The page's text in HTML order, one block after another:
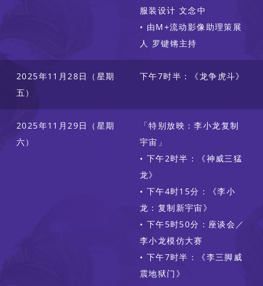
服装设计 文念中
• 由M+流动影像助理策展
人 罗键锵主持
2025年11月28日（星期
五）
下午7时半：《龙争虎斗》
2025年11月29日（星期
六）
「特别放映：李小龙复制
宇宙」
• 下午2时半：《神威三猛
龙》
• 下午4时15分：《李小
龙：复制新宇宙》
• 下午5时50分：座谈会／
李小龙模仿大赛
• 下午7时半：《李三脚威
震地狱门》